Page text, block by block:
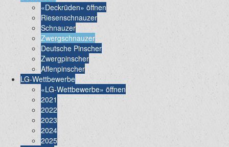
«Deckrüden» öffnen
Riesenschnauzer
Schnauzer
Zwergschnauzer
Deutsche Pinscher
Zwergpinscher
Affenpinscher
LG-Wettbewerbe
«LG-Wettbewerbe» öffnen
2021
2022
2023
2024
2025